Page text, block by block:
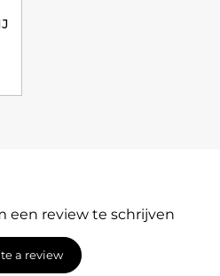
een review te schrijven
a review